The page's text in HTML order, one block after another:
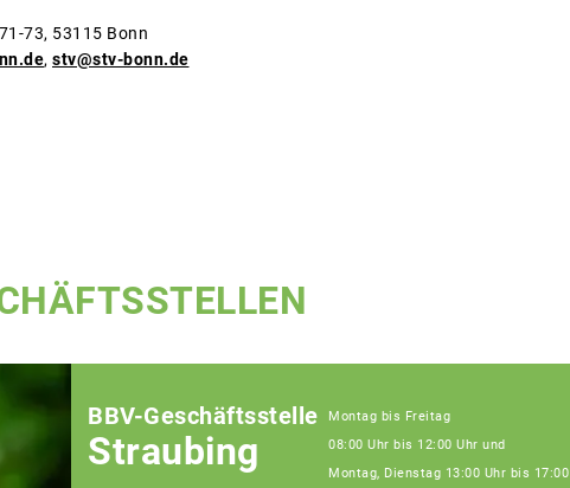
73, 53115 Bonn
, stv@stv-bonn.de
BBV-Geschäftsstelle
Straubing
Montag bis Freitag
08:00 Uhr bis 12:00 Uhr und
Montag, Dienstag 13:00 Uhr bis 17:00